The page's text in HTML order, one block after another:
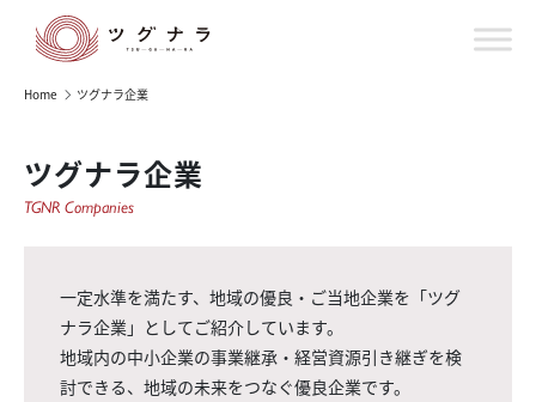
Home ツグナラ企業
ツグナラ企業
TGNR Companies
一定水準を満たす、地域の優良・ご当地企業を「ツグ
ナラ企業」としてご紹介しています。
地域内の中小企業の事業継承・経営資源引き継ぎを検
討できる、地域の未来をつなぐ優良企業です。